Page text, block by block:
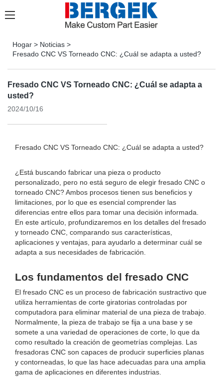
Hogar > Noticias >
Fresado CNC VS Torneado CNC: ¿Cuál se adapta a usted?
Fresado CNC VS Torneado CNC: ¿Cuál se adapta a
usted?
2024/10/16
Fresado CNC VS Torneado CNC: ¿Cuál se adapta a usted?
¿Está buscando fabricar una pieza o producto
personalizado, pero no está seguro de elegir fresado CNC o
torneado CNC? Ambos procesos tienen sus beneficios y
limitaciones, por lo que es esencial comprender las
diferencias entre ellos para tomar una decisión informada.
En este artículo, profundizaremos en los detalles del fresado
y torneado CNC, comparando sus características,
aplicaciones y ventajas, para ayudarlo a determinar cuál se
adapta a sus necesidades de fabricación.
Los fundamentos del fresado CNC
El fresado CNC es un proceso de fabricación sustractivo que
utiliza herramientas de corte giratorias controladas por
computadora para eliminar material de una pieza de trabajo.
Normalmente, la pieza de trabajo se fija a una base y se
somete a una variedad de operaciones de corte, lo que da
como resultado la creación de geometrías complejas. Las
fresadoras CNC son capaces de producir superficies planas
y contorneadas, lo que las hace adecuadas para una amplia
gama de aplicaciones en diferentes industrias.